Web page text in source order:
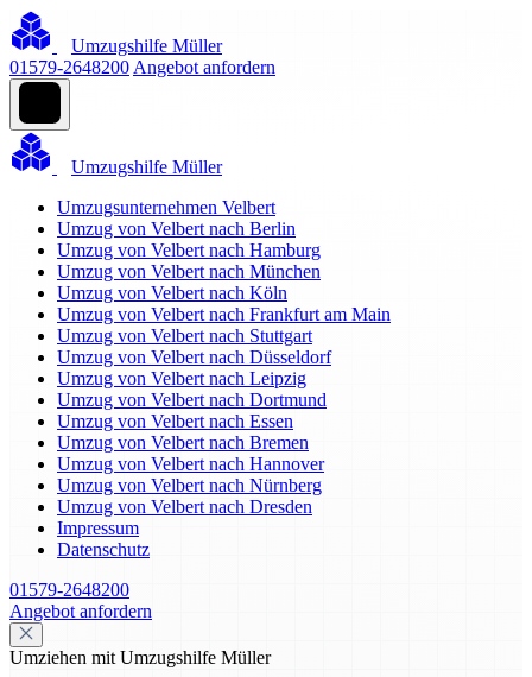
Umzugshilfe Müller
01579-2648200 Angebot anfordern
Umzugshilfe Müller
Umzugsunternehmen Velbert
Umzug von Velbert nach Berlin
Umzug von Velbert nach Hamburg
Umzug von Velbert nach München
Umzug von Velbert nach Köln
Umzug von Velbert nach Frankfurt am Main
Umzug von Velbert nach Stuttgart
Umzug von Velbert nach Düsseldorf
Umzug von Velbert nach Leipzig
Umzug von Velbert nach Dortmund
Umzug von Velbert nach Essen
Umzug von Velbert nach Bremen
Umzug von Velbert nach Hannover
Umzug von Velbert nach Nürnberg
Umzug von Velbert nach Dresden
Impressum
Datenschutz
01579-2648200
Angebot anfordern
Umziehen mit Umzugshilfe Müller